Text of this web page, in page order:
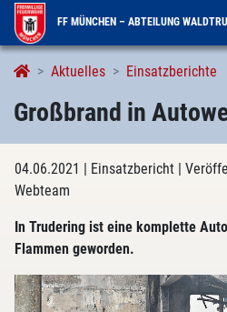
FF MÜNCHEN – ABTEILUNG
Aktuelles Einsatzberichte
Großbrand in
04.06.2021 | Einsatzbericht |
Webteam
In Trudering ist eine komplette
Flammen geworden.